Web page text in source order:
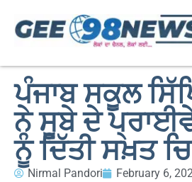
ਪੰਜਾਬ ਸਕੂਲ
ਨੇ ਸੂਬੇ ਦੇ
ਨੂੰ ਦਿੱਤੀ ਸਖ਼ਤ
Nirmal Pandori February 6,